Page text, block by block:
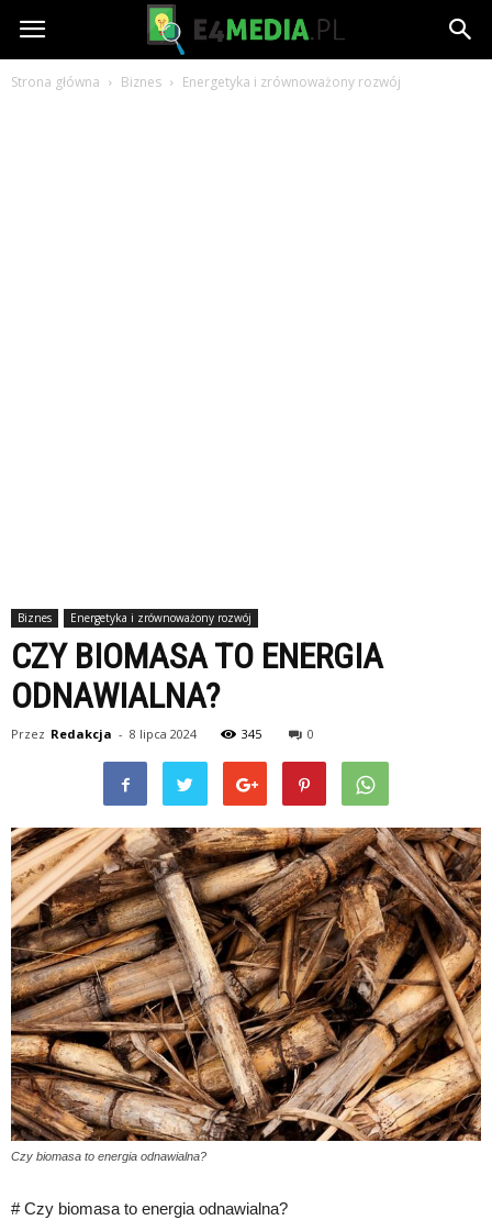
e4media.pl
Strona główna Biznes Energetyka i zrównoważony rozwój
Biznes Energetyka i zrównoważony rozwój
CZY BIOMASA TO ENERGIA
ODNAWIALNA?
Przez Redakcja - 8 lipca 2024 345 0
Czy biomasa to energia odnawialna?
# Czy biomasa to energia odnawialna?